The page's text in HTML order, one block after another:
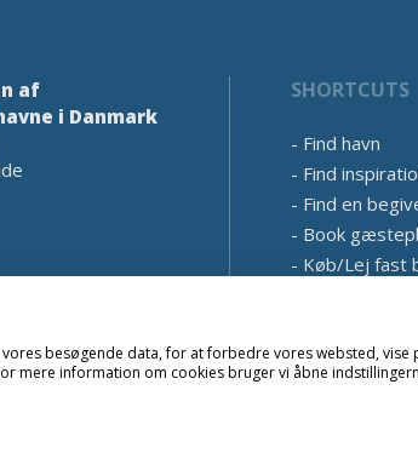
af
i Danmark
SHORTCUTS
Find havn
Find
Find en
Book
Køb/Lej fast
vores besøgende data, for at forbedre vores websted,
mere information om cookies bruger vi åbne